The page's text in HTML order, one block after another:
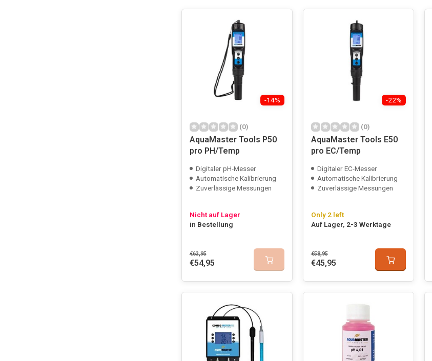
-14%
(0)
AquaMaster Tools P50
pro PH/Temp
Digitaler pH-Messer
Automatische Kalibrierung
Zuverlässige Messungen
Nicht auf Lager
in Bestellung
€63,95
€54,95
-22%
(0)
AquaMaster Tools E50
pro EC/Temp
Digitaler EC-Messer
Automatische Kalibrierung
Zuverlässige Messungen
Only 2 left
Auf Lager, 2-3 Werktage
€58,95
€45,95